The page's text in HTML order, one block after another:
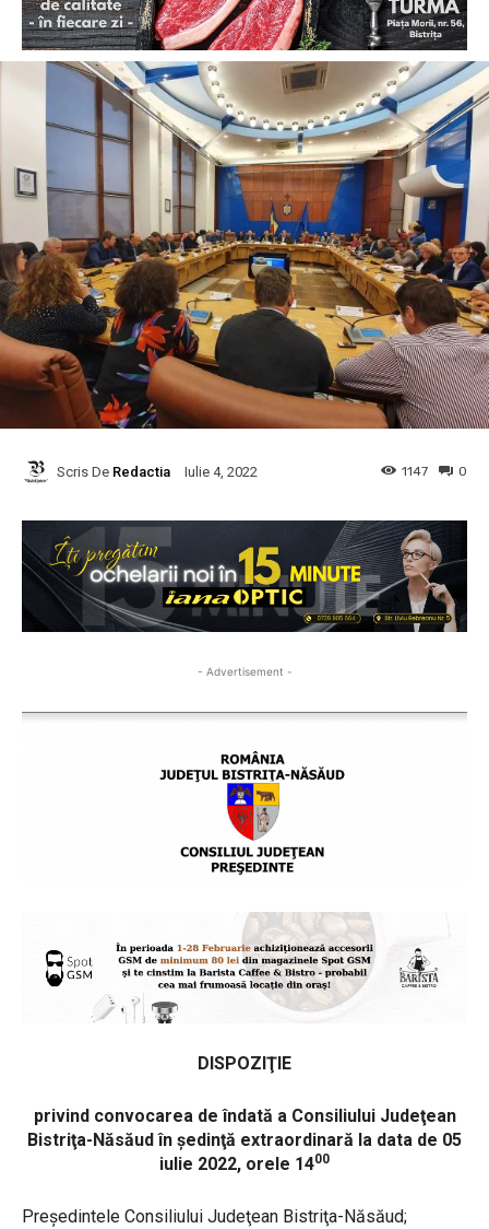
Scris De Redactia Iulie 4, 2022 0
1147
- Advertisement -
DISPOZIŢIE
privind convocarea de îndată a Consiliului Judeţean
Bistriţa-Năsăudîn şedinţă extraordinară la data de 05
iulie 2022, orele 1400
Preşedintele Consiliului Judeţean Bistriţa-Năsăud;